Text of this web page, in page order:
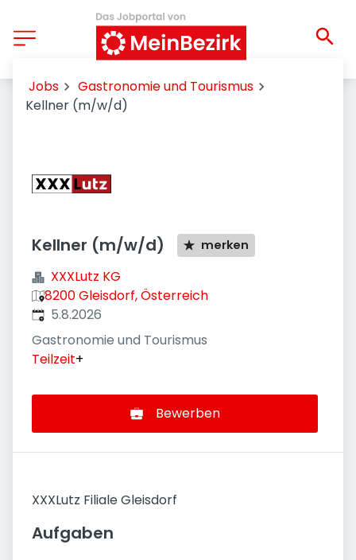
Jobs
Gastronomie und Tourismus
Kellner (m/w/d)
Kellner (m/w/d) merken
XXXLutz KG
8200 Gleisdorf, Österreich
Veröffentlicht
5.8.2026
Gastronomie und Tourismus
Teilzeit+
Bewerben
XXXLutz Filiale Gleisdorf
Aufgaben